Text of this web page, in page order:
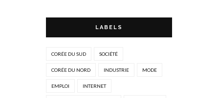
LABELS
CORÉE DU SUD SOCIÉTÉ
CORÉE DU NORD INDUSTRIE MODE
EMPLOI INTERNET